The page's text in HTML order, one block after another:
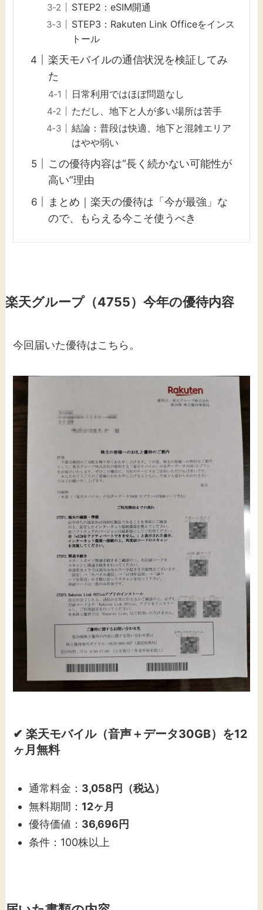
STEP2：eSIM開通
STEP3：Rakuten Link Officeをインス
トール
楽天モバイルの通信状況を検証してみ
た
日常利用ではほぼ問題なし
ただし、地下と人が多い場所は苦手
結論：普段は快適、地下と混雑エリア
はやや弱い
この優待内容は“長く続かない可能性が
高い”理由
まとめ｜楽天の優待は「今が最強」な
ので、もらえる今こそ使うべき
楽天グループ（4755）今年の優待内容
今回届いた優待はこちら。
✔ 楽天モバイル（音声＋データ30GB）を12
ヶ月無料
通常料金： 3,058円（税込）
無料期間： 12ヶ月
優待価値： 36,696円
条件：100株以上